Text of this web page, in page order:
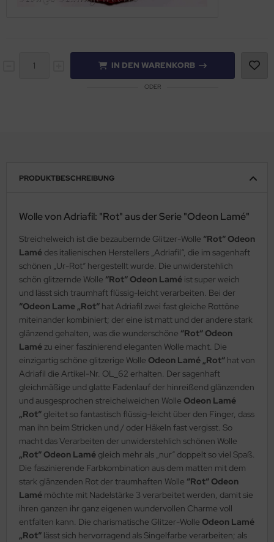
IN DEN WARENKORB
ODER
PRODUKTBESCHREIBUNG
Wolle von Adriafil: "Rot" aus der Serie "Odeon Lamé"
Streichelweich ist die bezaubernde Glitzer-Wolle “Rot“ Odeon
Lamé des italienischen Herstellers „Adriafil“, die im sagenhaft
schönen „Ur-Rot“ hergestellt wurde. Die unwiderstehlich
schön glitzernde Wolle “Rot“ Odeon Lamé ist super weich
und lässt sich traumhaft flüssig-leicht verarbeiten. Bei der
“Odeon Lame „Rot“ hat Adriafil zwei fast gleiche Rottöne
miteinander kombiniert; der eine ist matt und der andere stark
glänzend gehalten, was die wunderschöne “Rot“ Odeon
Lamézu einer faszinierend eleganten Wolle macht. Die
einzigartig schöne glitzerige Wolle Odeon Lamé „Rot“ hat von
Adriafil die Artikel-Nr. OL_62 erhalten. Der sagenhaft
gleichmäßige und glatte Fadenlauf der hinreißend glänzenden
und ausgesprochen streichelweichen Wolle Odeon Lamé
„Rot“ gleitet so fantastisch flüssig-leicht über den Finger, dass
man ihn beim Stricken und / oder Häkeln fast vergisst. So
macht das Verarbeiten der unwiderstehlich schönen Wolle
„Rot“ Odeon Lamé gleich mehr als „nur“ doppelt so viel Spaß.
Die faszinierende Farbkombination aus dem matten mit dem
stark glänzenden Rot der traumhaften Wolle “Rot“ Odeon
Lamé möchte mit Nadelstärke 3 verarbeitet werden, damit sie
ihren ganzen ihr ganz eigenen wundervollen Charme voll
entfalten kann. Die charismatische Glitzer-Wolle Odeon Lamé
„Rot“ lässt sich hervorragend als Singelfarbe verarbeiten; als